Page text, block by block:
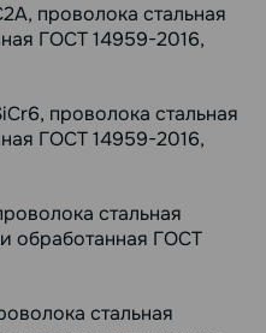
проволока стальная
ГОСТ 14959-2016,
проволока стальная
ГОСТ 14959-2016,
стальная
обработанная ГОСТ
стальная